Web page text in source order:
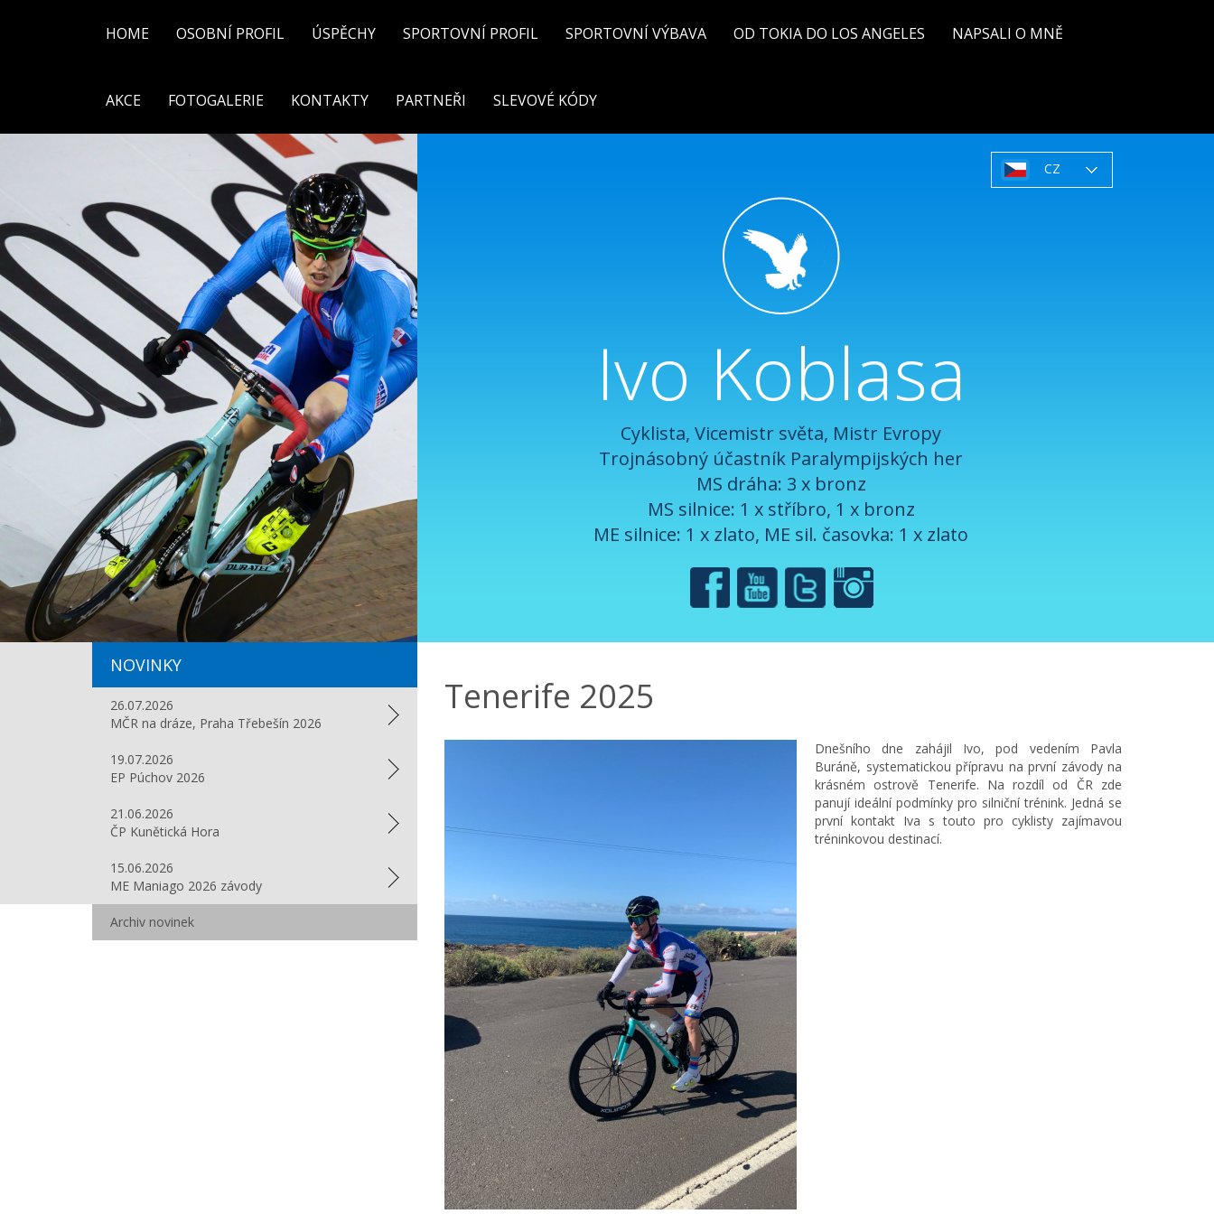
HOME OSOBNÍ PROFIL ÚSPĚCHY SPORTOVNÍ PROFIL SPORTOVNÍ VÝBAVA OD TOKIA DO LOS ANGELES NAPSALI O MNĚ
AKCE FOTOGALERIE KONTAKTY PARTNEŘI SLEVOVÉ KÓDY
CZ
Ivo Koblasa
Cyklista, Vicemistr světa, Mistr Evropy
Trojnásobný účastník Paralympijských her
MS dráha: 3 x bronz
MS silnice: 1 x stříbro, 1 x bronz
ME silnice: 1 x zlato, ME sil. časovka: 1 x zlato
NOVINKY
26.07.2026
MČR na dráze, Praha Třebešín 2026
19.07.2026
EP Púchov 2026
21.06.2026
ČP Kunětická Hora
15.06.2026
ME Maniago 2026 závody
Archiv novinek
Tenerife 2025
Dnešního dne zahájil Ivo, pod vedením Pavla
Buráně, systematickou přípravu na první závody na
krásném ostrově Tenerife. Na rozdíl od ČR zde
panují ideální podmínky pro silniční trénink. Jedná se
první kontakt Iva s touto pro cyklisty zajímavou
tréninkovou destinací.